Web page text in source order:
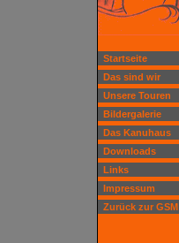
Startseite
Das sind wir
Unsere Touren
Bildergalerie
Das Kanuhaus
Downloads
Links
Impressum
Zurück zur GSM